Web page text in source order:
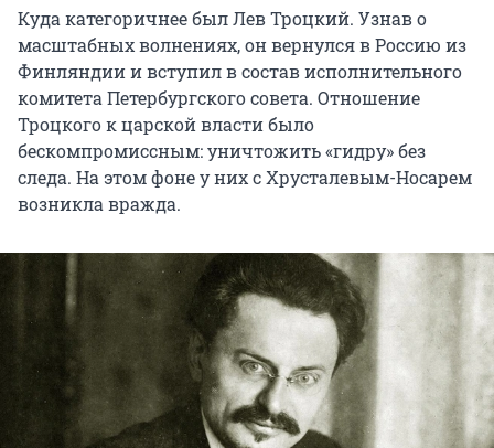
Куда категоричнее был Лев Троцкий. Узнав о
масштабных волнениях, он вернулся в Россию из
Финляндии и вступил в состав исполнительного
комитета Петербургского совета. Отношение
Троцкого к царской власти было
бескомпромиссным: уничтожить «гидру» без
следа. На этом фоне у них с Хрусталевым-Носарем
возникла вражда.